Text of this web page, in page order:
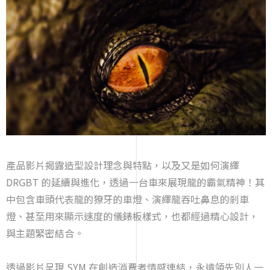
產品影片揭露造型設計理念與特點，以及又是如何演繹
DRGBT 的延續與進化，透過一台車來展現龍的霸氣精神！其
中包含車頭代表龍的獠牙的車燈、演繹龍吞吐鼻息的剎車
燈、甚至用來顯示速度的儀錶板樣式，也都經過精心設計，
與主題緊密結合。